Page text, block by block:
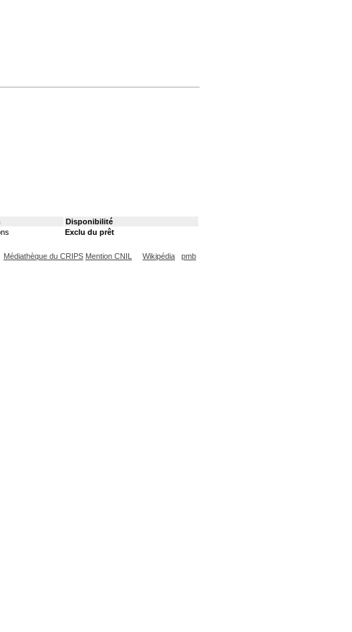
Disponibilité
Exclu du prêt
Médiathèque du CRIPS Mention CNIL Wikipédia pmb